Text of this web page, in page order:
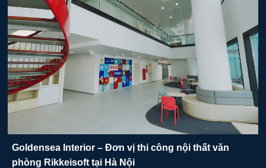
Goldensea Interior – Đơn vị thi công nội thất văn
phòng Rikkeisoft tại Hà Nội